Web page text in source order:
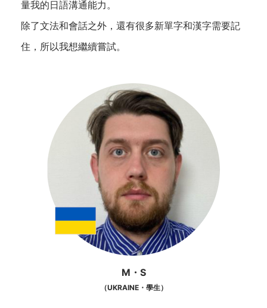
量我的日語溝通能力。
除了文法和會話之外，還有很多新單字和漢字需要記
住，所以我想繼續嘗試。
M・S
（UKRAINE・學生）